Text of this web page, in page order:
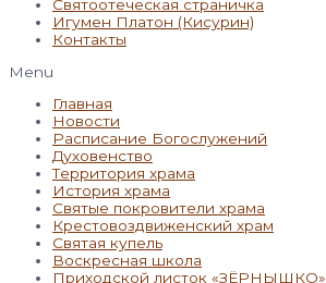
Святоотеческая страничка
Игумен Платон (Кисурин)
Контакты
Menu
Главная
Новости
Расписание Богослужений
Духовенство
Территория храма
История храма
Святые покровители храма
Крестовоздвиженский храм
Святая купель
Воскресная школа
Приходской листок «ЗЁРНЫШКО»